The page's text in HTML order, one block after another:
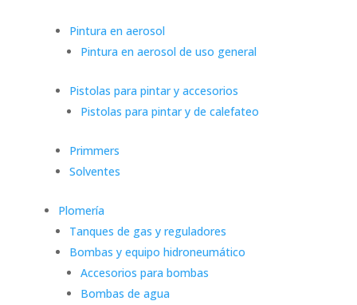
Pintura en aerosol
Pintura en aerosol de uso general
Pistolas para pintar y accesorios
Pistolas para pintar y de calefateo
Primmers
Solventes
Plomería
Tanques de gas y reguladores
Bombas y equipo hidroneumático
Accesorios para bombas
Bombas de agua